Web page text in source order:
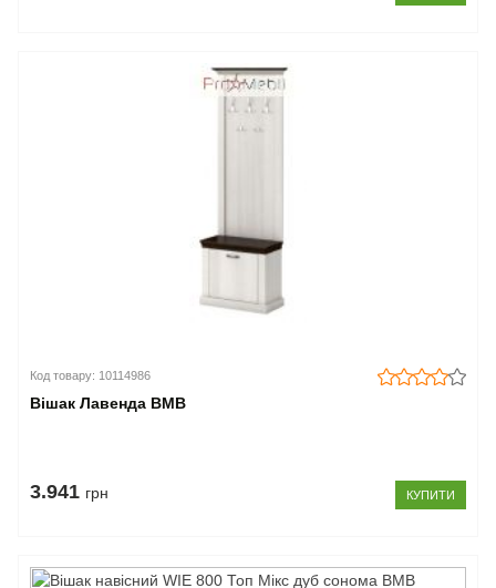
Код товару: 10114986
Вішак Лавенда ВМВ
3.941 грн КУПИТИ